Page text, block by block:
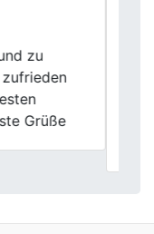
Autoankauf
Preis
war